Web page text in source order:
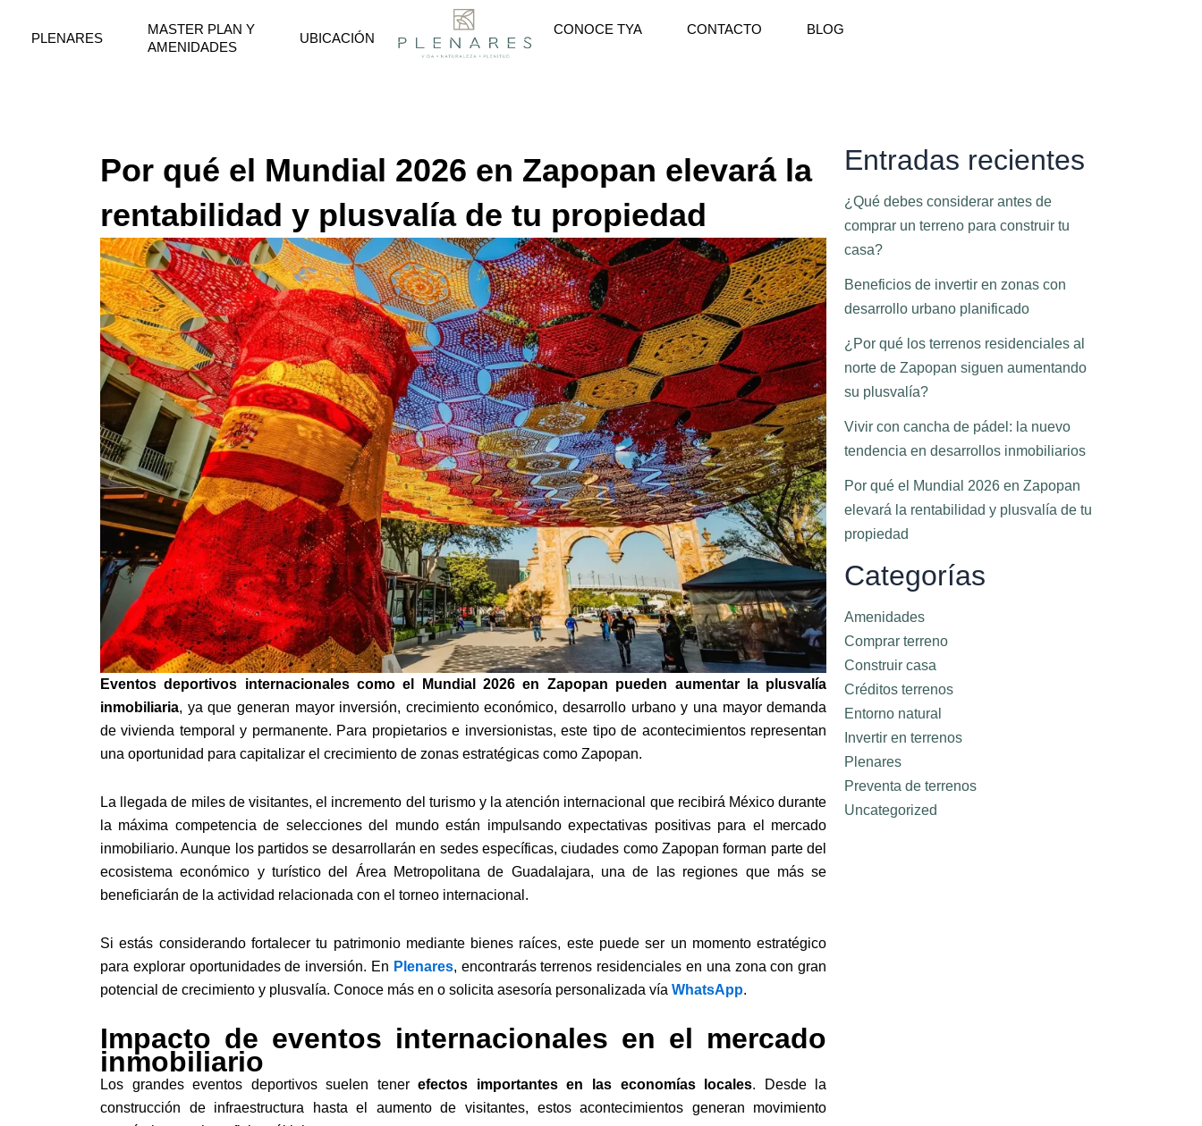
PLENARES
MASTER PLAN Y
AMENIDADES
UBICACIÓN
CONOCE TYA CONTACTO BLOG
Por qué el Mundial 2026 en Zapopan elevará la
rentabilidad y plusvalía de tu propiedad
Eventos deportivos internacionales como el Mundial 2026 en Zapopan pueden aumentar la plusvalía
inmobiliaria, ya que generan mayor inversión, crecimiento económico, desarrollo urbano y una mayor demanda
de vivienda temporal y permanente. Para propietarios e inversionistas, este tipo de acontecimientos representan
una oportunidad para capitalizar el crecimiento de zonas estratégicas como Zapopan.
La llegada de miles de visitantes, el incremento del turismo y la atención internacional que recibirá México durante
la máxima competencia de selecciones del mundo están impulsando expectativas positivas para el mercado
inmobiliario. Aunque los partidos se desarrollarán en sedes específicas, ciudades como Zapopan forman parte del
ecosistema económico y turístico del Área Metropolitana de Guadalajara, una de las regiones que más se
beneficiarán de la actividad relacionada con el torneo internacional.
Si estás considerando fortalecer tu patrimonio mediante bienes raíces, este puede ser un momento estratégico
para explorar oportunidades de inversión. En Plenares, encontrarás terrenos residenciales en una zona con gran
potencial de crecimiento y plusvalía. Conoce más en o solicita asesoría personalizada vía WhatsApp.
Impacto de eventos internacionales en el mercado
inmobiliario
Los grandes eventos deportivos suelen tenerefectos importantes en las economías locales. Desde la
construcción de infraestructura hasta el aumento de visitantes, estos acontecimientos generan movimiento
Entradas recientes
¿Qué debes considerar antes de
comprar un terreno para construir tu
casa?
Beneficios de invertir en zonas con
desarrollo urbano planificado
¿Por qué los terrenos residenciales al
norte de Zapopan siguen aumentando
su plusvalía?
Vivir con cancha de pádel: la nuevo
tendencia en desarrollos inmobiliarios
Por qué el Mundial 2026 en Zapopan
elevará la rentabilidad y plusvalía de tu
propiedad
Categorías
Amenidades
Comprar terreno
Construir casa
Créditos terrenos
Entorno natural
Invertir en terrenos
Plenares
Preventa de terrenos
Uncategorized